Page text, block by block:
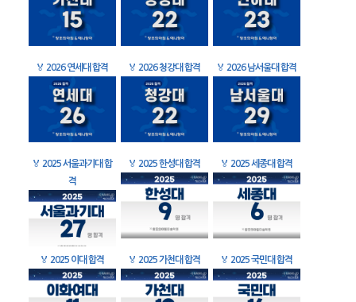
🏅 2026 연세대 합격 🏅 2026 청강대 합격 🏅 2026 남서울대 합격
🏅 2025 서울과기대 합
격
🏅 2025 한성대 합격 🏅 2025 세종대 합격
🏅 2025 이대 합격 🏅 2025 가천대 합격 🏅 2025 국민대 합격